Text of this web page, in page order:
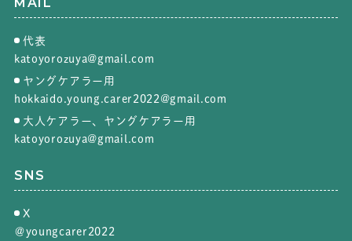
代表
katoyorozuya@gmail.com
ヤングケアラー用
hokkaido.young.carer2022@gmail.com
大人ケアラー、ヤングケアラー用
katoyorozuya@gmail.com
SNS
X
＠youngcarer2022